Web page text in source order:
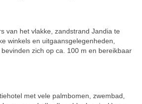
van het vlakke, zandstrand Jandia te
winkels en uitgaansgelegenheden,
zich op ca. 100 m en bereikbaar
met vele palmbomen, zwembad,